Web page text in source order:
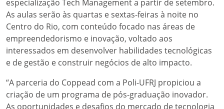
especialização Tech Management a partir de setembro.
As aulas serão às quartas e sextas-feiras à noite no
Centro do Rio, com conteúdo focado nas áreas de
empreendedorismo e inovação, voltado aos
interessados em desenvolver habilidades tecnológicas
e de gestão e construir negócios de alto impacto.
“A parceria do Coppead com a Poli-UFRJ propiciou a
criação de um programa de pós-graduação inovador.
As oportunidades e desafios do mercado de tecnologia